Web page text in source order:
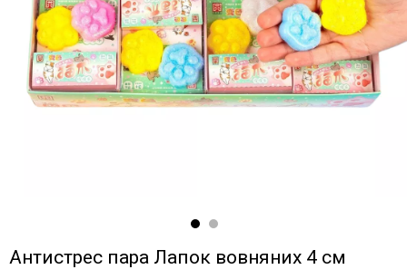
Антистрес пара Лапок вовняних 4 см